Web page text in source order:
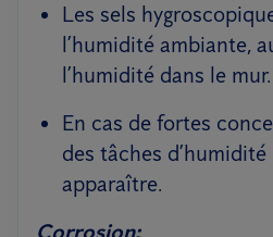
Les sels
l’humidité ambiante,
l’humidité dans le mur.
En cas de fortes
des tâches
apparaître.
Corrosion: